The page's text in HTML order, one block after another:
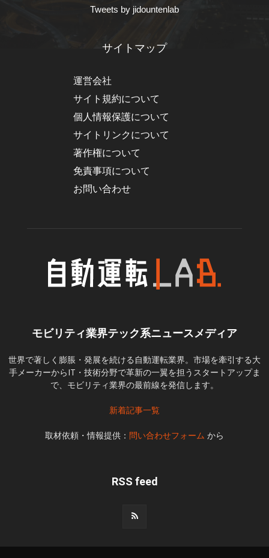
Tweets by jidountenlab
サイトマップ
運営会社
サイト規約について
個人情報保護について
サイトリンクについて
著作権について
免責事項について
お問い合わせ
モビリティ業界テック系ニュースメディア
世界で著しく膨脹・発展を続ける自動運転業界。市場を牽引する大
手メーカーからIT・技術分野で革新の一翼を担うスタートアップま
で、モビリティ業界の最前線を発信します。
新着記事一覧
取材依頼・情報提供： 問い合わせフォーム から
RSS feed